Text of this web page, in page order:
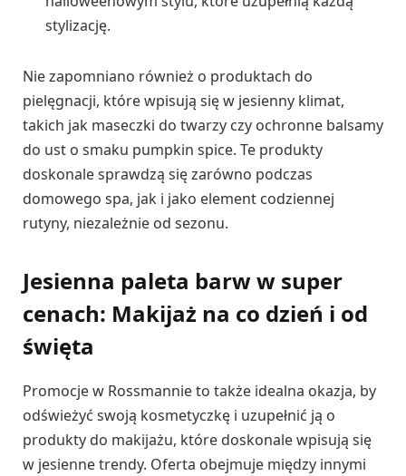
stylizację.
Nie zapomniano również o produktach do
pielęgnacji, które wpisują się w jesienny klimat,
takich jak maseczki do twarzy czy ochronne balsamy
do ust o smaku pumpkin spice. Te produkty
doskonale sprawdzą się zarówno podczas
domowego spa, jak i jako element codziennej
rutyny, niezależnie od sezonu.
Jesienna paleta barw w super
cenach: Makijaż na co dzień i od
święta
Promocje w Rossmannie to także idealna okazja, by
odświeżyć swoją kosmetyczkę i uzupełnić ją o
produkty do makijażu, które doskonale wpisują się
w jesienne trendy. Oferta obejmuje między innymi